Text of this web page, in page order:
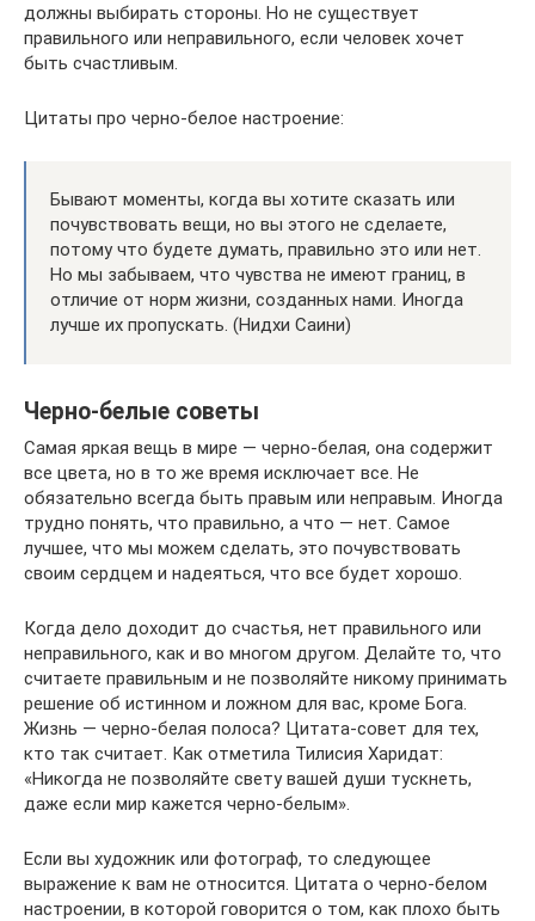
должны выбирать стороны. Но не существует
правильного или неправильного, если человек хочет
быть счастливым.
Цитаты про черно-белое настроение:
Бывают моменты, когда вы хотите сказать или
почувствовать вещи, но вы этого не сделаете,
потому что будете думать, правильно это или нет.
Но мы забываем, что чувства не имеют границ, в
отличие от норм жизни, созданных нами. Иногда
лучше их пропускать. (Нидхи Саини)
Черно-белые советы
Самая яркая вещь в мире — черно-белая, она содержит
все цвета, но в то же время исключает все. Не
обязательно всегда быть правым или неправым. Иногда
трудно понять, что правильно, а что — нет. Самое
лучшее, что мы можем сделать, это почувствовать
своим сердцем и надеяться, что все будет хорошо.
Когда дело доходит до счастья, нет правильного или
неправильного, как и во многом другом. Делайте то, что
считаете правильным и не позволяйте никому принимать
решение об истинном и ложном для вас, кроме Бога.
Жизнь — черно-белая полоса? Цитата-совет для тех,
кто так считает. Как отметила Тилисия Харидат:
«Никогда не позволяйте свету вашей души тускнеть,
даже если мир кажется черно-белым».
Если вы художник или фотограф, то следующее
выражение к вам не относится. Цитата о черно-белом
настроении, в которой говорится о том, как плохо быть